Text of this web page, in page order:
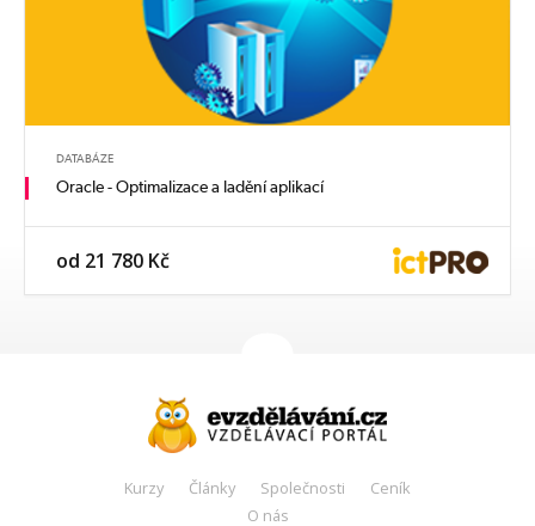
DATABÁZE
Oracle - Optimalizace a ladění aplikací
od 21 780 Kč
Kurzy Články Společnosti
Ceník
O nás